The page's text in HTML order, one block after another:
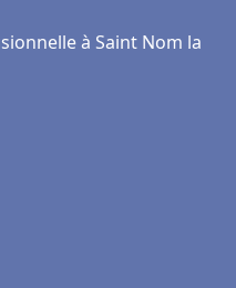
à Saint Nom la